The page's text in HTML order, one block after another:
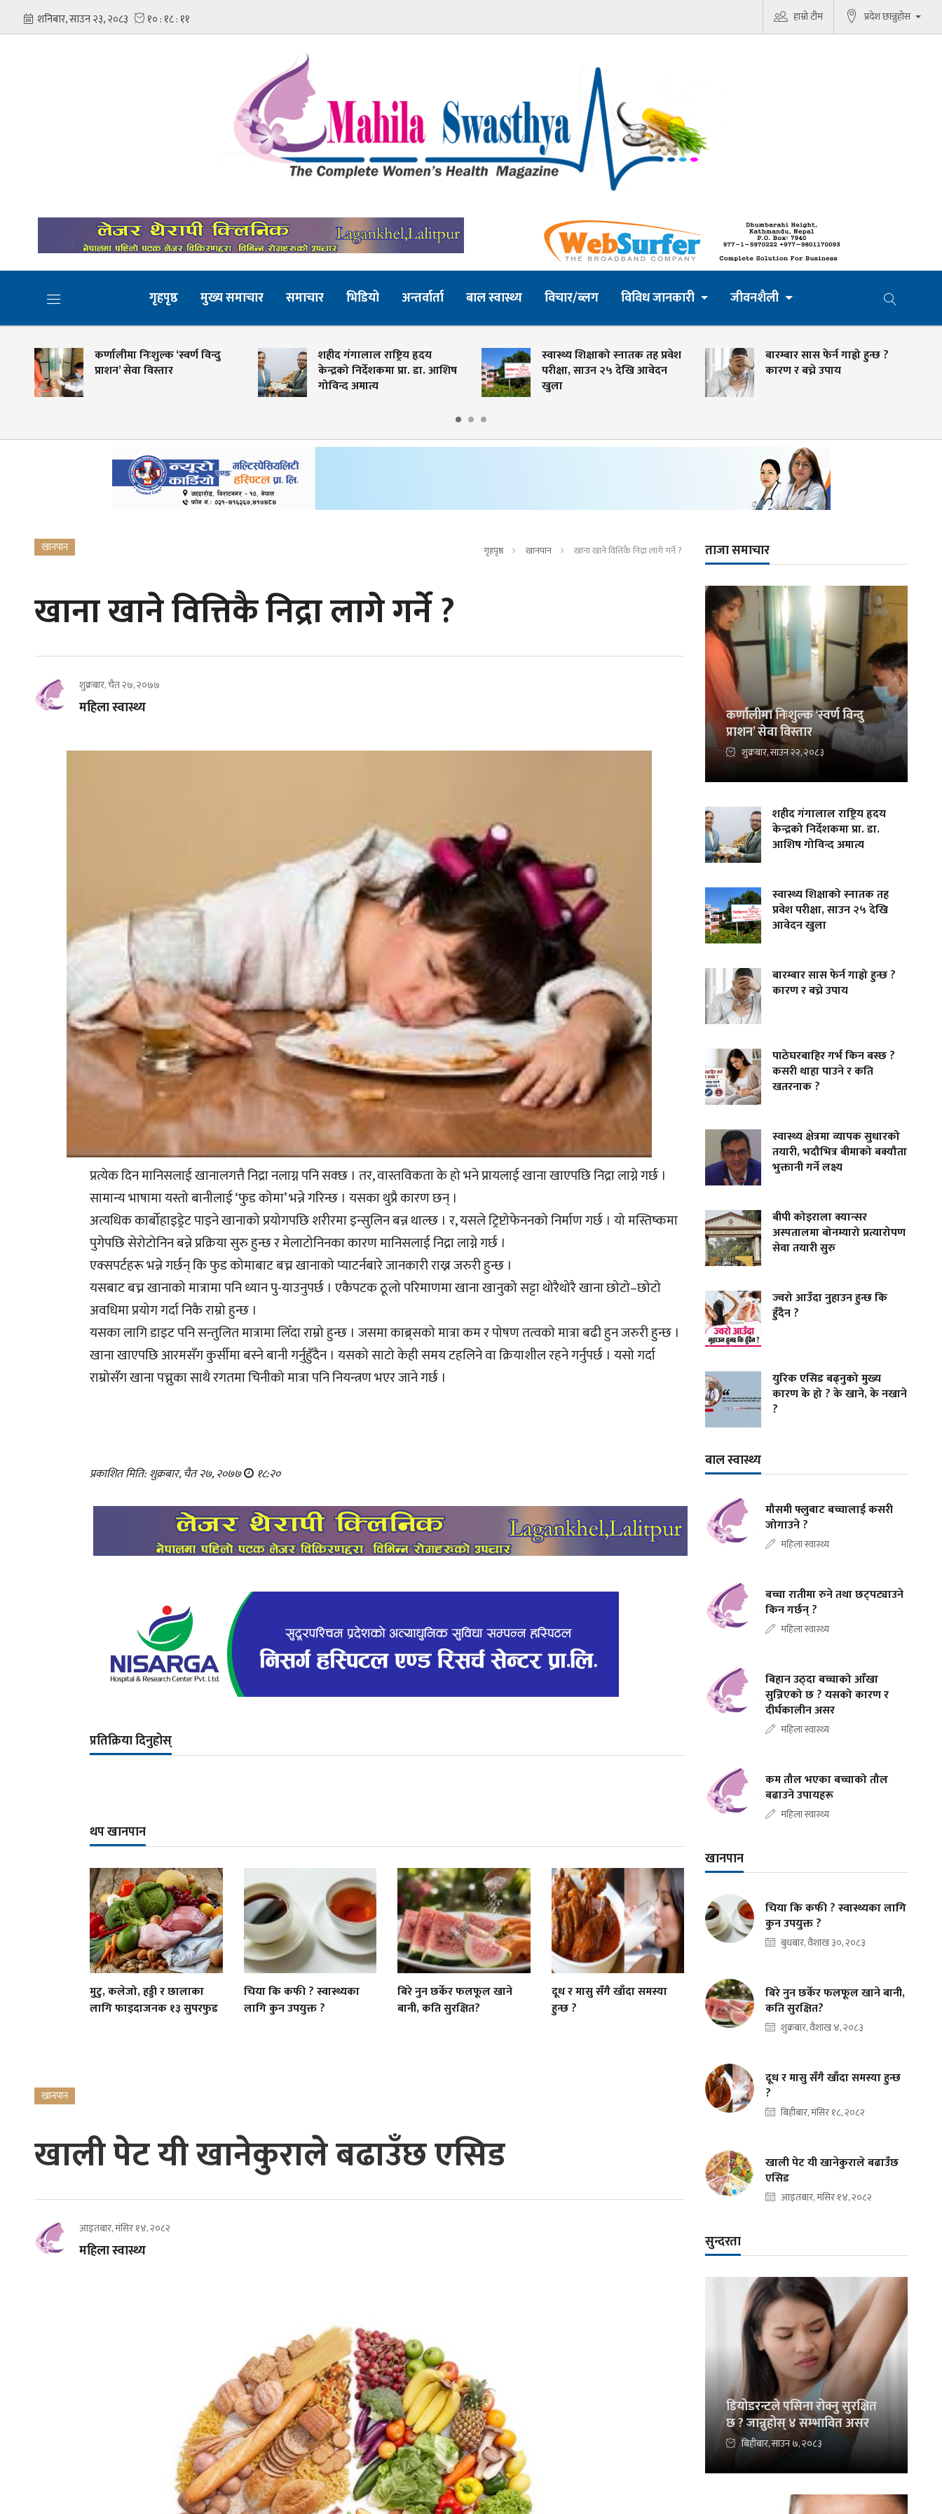
हाम्रो टीम प्रदेश छान्नुहोस
गृहपृष्ठ मुख्य समाचार समाचार भिडियो अन्तर्वार्ता बाल स्वास्थ्य विचार/ब्लग विविध जानकारी जीवनशैली
कर्णालीमा निःशुल्क ‘स्वर्ण विन्दु
प्राशन’ सेवा विस्तार
शहीद गंगालाल राष्ट्रिय हृदय
केन्द्रको निर्देशकमा प्रा. डा. आशिष
गोविन्द अमात्य
स्वास्थ्य शिक्षाको स्नातक तह प्रवेश
परीक्षा, साउन २५ देखि आवेदन
खुला
बारम्बार सास फेर्न गाह्रो हुन्छ ?
कारण र बच्ने उपाय
खानपान गृहपृष्ठ खानपान खाना खाने वित्तिकै निद्रा लागे गर्ने ?
खाना खाने वित्तिकै निद्रा लागे गर्ने ?
शुक्रबार, चैत २७, २०७७
महिला स्वास्थ्य
प्रत्येक दिन मानिसलाई खानालगत्तै निद्रा नलाग्न पनि सक्छ । तर, वास्तविकता के हो भने प्रायलाई खाना खाएपछि निद्रा लाग्ने गर्छ ।
सामान्य भाषामा यस्तो बानीलाई ‘फुड कोमा’ भन्ने गरिन्छ । यसका थुप्रै कारण छन् ।
अत्यधिक कार्बोहाइड्रेट पाइने खानाको प्रयोगपछि शरीरमा इन्सुलिन बन्न थाल्छ । र, यसले ट्रिप्टोफेननको निर्माण गर्छ । यो मस्तिष्कमा
पुगेपछि सेरोटोनिन बन्ने प्रक्रिया सुरु हुन्छ र मेलाटोनिनका कारण मानिसलाई निद्रा लाग्ने गर्छ ।
एक्सपर्टहरू भन्ने गर्छन् कि फुड कोमाबाट बच्न खानाको प्याटर्नबारे जानकारी राख्न जरुरी हुन्छ ।
यसबाट बच्न खानाको मात्रामा पनि ध्यान पु-याउनुपर्छ । एकैपटक ठूलो परिमाणमा खाना खानुको सट्टा थोरैथोरै खाना छोटो–छोटो
अवधिमा प्रयोग गर्दा निकै राम्रो हुन्छ ।
यसका लागि डाइट पनि सन्तुलित मात्रामा लिँदा राम्रो हुन्छ । जसमा काब्र्सको मात्रा कम र पोषण तत्वको मात्रा बढी हुन जरुरी हुन्छ ।
खाना खाएपछि आरमसँग कुर्सीमा बस्ने बानी गर्नुहुँदैन । यसको साटो केही समय टहलिने वा क्रियाशील रहने गर्नुपर्छ । यसो गर्दा
राम्रोसँग खाना पच्नुका साथै रगतमा चिनीको मात्रा पनि नियन्त्रण भएर जाने गर्छ ।
प्रकाशित मिति: शुक्रबार, चैत २७, २०७७ १८:२०
प्रतिक्रिया दिनुहोस्
थप खानपान
मुटु, कलेजो, हड्डी र छालाका
लागि फाइदाजनक १३ सुपरफुड
चिया कि कफी ? स्वास्थ्यका
लागि कुन उपयुक्त ?
बिरे नुन छर्केर फलफूल खाने
बानी, कति सुरक्षित?
दूध र मासु सँगै खाँदा समस्या
हुन्छ ?
खानपान
खाली पेट यी खानेकुराले बढाउँछ एसिड
आइतबार, मंसिर १४, २०८२
महिला स्वास्थ्य
ताजा समाचार
कर्णालीमा निःशुल्क ‘स्वर्ण विन्दु
प्राशन’ सेवा विस्तार
शुक्रबार, साउन २२, २०८३
शहीद गंगालाल राष्ट्रिय हृदय
केन्द्रको निर्देशकमा प्रा. डा.
आशिष गोविन्द अमात्य
स्वास्थ्य शिक्षाको स्नातक तह
प्रवेश परीक्षा, साउन २५ देखि
आवेदन खुला
बारम्बार सास फेर्न गाह्रो हुन्छ ?
कारण र बच्ने उपाय
पाठेघरबाहिर गर्भ किन बस्छ ?
कसरी थाहा पाउने र कति
खतरनाक ?
स्वास्थ्य क्षेत्रमा व्यापक सुधारको
तयारी, भदौभित्र बीमाको बक्यौता
भुक्तानी गर्ने लक्ष्य
बीपी कोइराला क्यान्सर
अस्पतालमा बोनम्यारो प्रत्यारोपण
सेवा तयारी सुरु
ज्वरो आउँदा नुहाउन हुन्छ कि
हुँदैन ?
युरिक एसिड बढ्नुको मुख्य
कारण के हो ? के खाने, के नखाने
?
बाल स्वास्थ्य
मौसमी फ्लुबाट बच्चालाई कसरी
जोगाउने ?
महिला स्वास्थ्य
बच्चा रातीमा रुने तथा छट्पट्याउने
किन गर्छन् ?
महिला स्वास्थ्य
बिहान उठ्दा बच्चाको आँखा
सुन्निएको छ ? यसको कारण र
दीर्घकालीन असर
महिला स्वास्थ्य
कम तौल भएका बच्चाको तौल
बढाउने उपायहरू
महिला स्वास्थ्य
खानपान
चिया कि कफी ? स्वास्थ्यका लागि
कुन उपयुक्त ?
बुधबार, वैशाख ३०, २०८३
बिरे नुन छर्केर फलफूल खाने बानी,
कति सुरक्षित?
शुक्रबार, वैशाख ४, २०८३
दूध र मासु सँगै खाँदा समस्या हुन्छ
?
बिहीबार, मंसिर १८, २०८२
खाली पेट यी खानेकुराले बढाउँछ
एसिड
आइतबार, मंसिर १४, २०८२
सुन्दरता
डियोडरन्टले पसिना रोक्नु सुरक्षित
छ ? जान्नुहोस् ४ सम्भावित असर
बिहीबार, साउन ७, २०८३